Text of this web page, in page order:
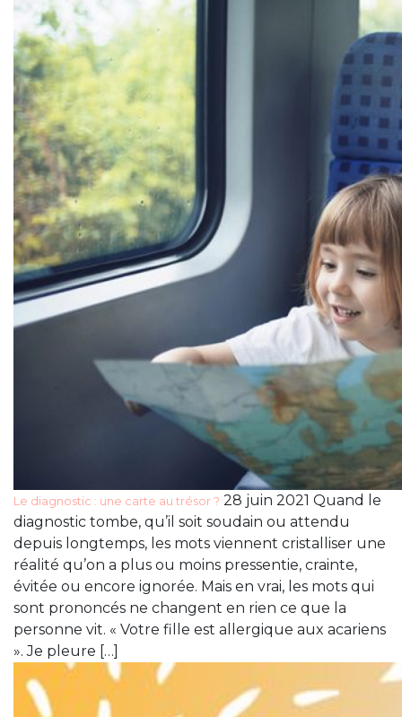
Le diagnostic : une carte au trésor ? 28 juin 2021 Quand le
diagnostic tombe, qu’il soit soudain ou attendu
depuis longtemps, les mots viennent cristalliser une
réalité qu’on a plus ou moins pressentie, crainte,
évitée ou encore ignorée. Mais en vrai, les mots qui
sont prononcés ne changent en rien ce que la
personne vit. « Votre fille est allergique aux acariens
». Je pleure […]